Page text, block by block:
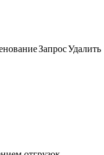
ЗапросУдалить